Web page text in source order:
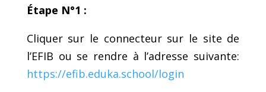
Étape N°1 :
Cliquer sur le connecteur sur le site de
l’EFIB ou se rendre à l’adresse suivante:
https://efib.eduka.school/login